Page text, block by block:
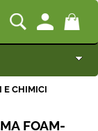
E CHIMICI
FOAM-